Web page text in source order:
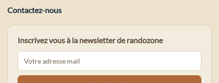
Contactez-nous
Inscrivez vous à la newsletter de randozone